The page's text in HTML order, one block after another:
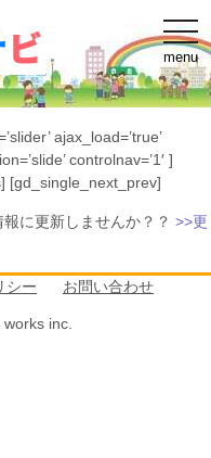
t
o
g
g
l
e
t
n
menu
ajax_load=’true’
controlnav=’1′ ]
[gd_single_next_prev]
に更新しませんか？？ >>更
シー お問い合わせ
inc.